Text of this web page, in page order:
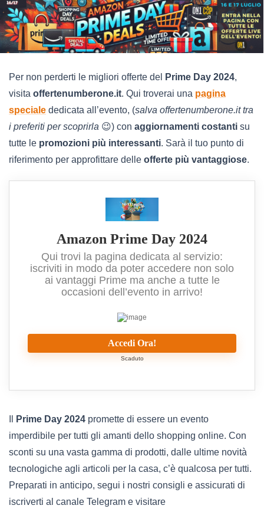
Per non perderti le migliori offerte del Prime Day 2024,
visita offertenumberone.it. Qui troverai una pagina
speciale dedicata all’evento, (salva offertenumberone.it tra
i preferiti per scoprirla 😉) con aggiornamenti costanti su
tutte le promozioni più interessanti. Sarà il tuo punto di
riferimento per approfittare delle offerte più vantaggiose.
Amazon Prime Day 2024
Qui trovi la pagina dedicata al servizio:
iscriviti in modo da poter accedere non solo
ai vantaggi Prime ma anche a tutte le
occasioni dell’evento in arrivo!
Accedi Ora!
Scaduto
Prime Day 2024 promette di essere un evento
imperdibile per tutti gli amanti dello shopping online. Con
sconti su una vasta gamma di prodotti, dalle ultime novità
tecnologiche agli articoli per la casa, c’è qualcosa per tutti.
Preparati in anticipo, segui i nostri consigli e assicurati di
iscriverti al canale Telegram e visitare